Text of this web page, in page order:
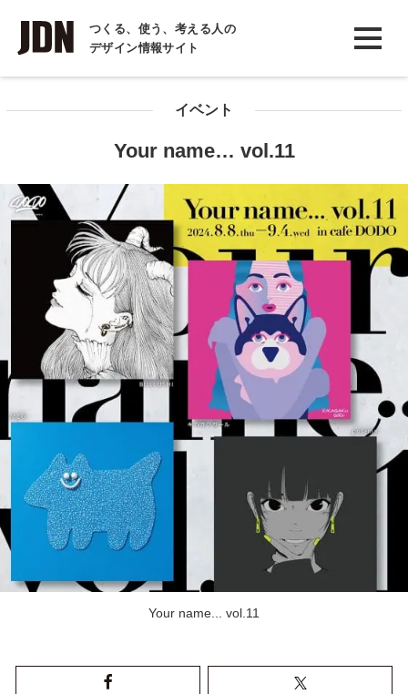
つくる、使う、考える人の
デザイン情報サイト
INTERVIEW
インタビュー
コラム
イベント
Your name… vol.11
Your name... vol.11